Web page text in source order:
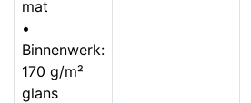
mat
•
Binnenwerk:
170 g/m²
glans